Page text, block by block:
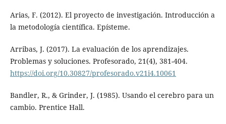
Arias, F. (2012). El proyecto de investigación. Introducción a
la metodología científica. Epísteme.
Arribas, J. (2017). La evaluación de los aprendizajes.
Problemas y soluciones. Profesorado, 21(4), 381-404.
https://doi.org/10.30827/profesorado.v21i4.10061
Bandler, R., & Grinder, J. (1985). Usando el cerebro para un
cambio. Prentice Hall.